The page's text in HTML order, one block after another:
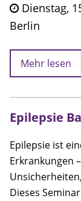
Dienstag,
Berlin
Mehr lesen
Epilepsie
Epilepsie ist
Erkrankungen
Dieses